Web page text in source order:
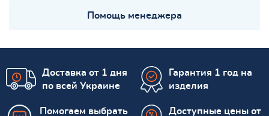
Помощь менеджера
Доставка от 1 дня
по всей Украине
Гарантия 1 год на
изделия
Помогаем выбрать
Доступные цены от